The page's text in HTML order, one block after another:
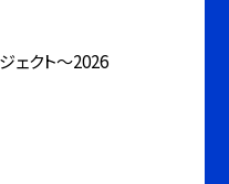
ェクト～2026